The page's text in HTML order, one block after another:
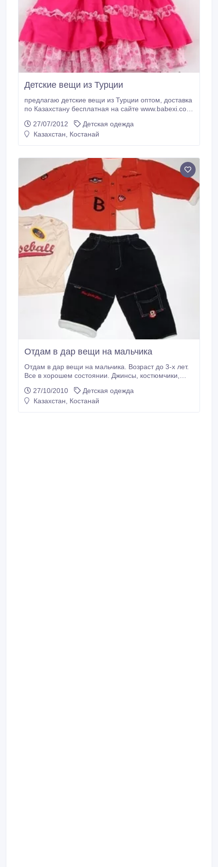
Детские вещи из Турции
предлагаю детские вещи из Турции оптом, доставка
по Казахстану бесплатная на сайте www.babexi.com
87773790786 Юлия.
27/07/2012
Детская одежда
Казахстан, Костанай
Отдам в дар вещи на мальчика
Отдам в дар вещи на мальчика. Возраст до 3-х лет.
Все в хорошем состоянии. Джинсы, костюмчики,
27/10/2010
Детская одежда
Казахстан, Костанай